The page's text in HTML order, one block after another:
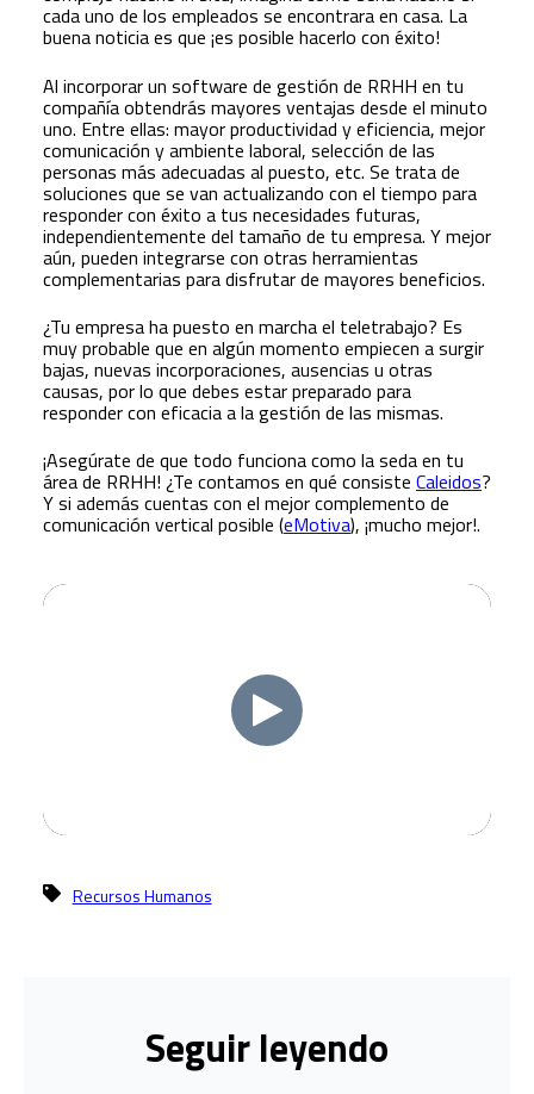
cada uno de los empleados se encontrara en casa. La
buena noticia es que ¡es posible hacerlo con éxito!
Al incorporar un software de gestión de RRHH en tu
compañía obtendrás mayores ventajas desde el minuto
uno. Entre ellas: mayor productividad y eficiencia, mejor
comunicación y ambiente laboral, selección de las
personas más adecuadas al puesto, etc. Se trata de
soluciones que se van actualizando con el tiempo para
responder con éxito a tus necesidades futuras,
independientemente del tamaño de tu empresa. Y mejor
aún, pueden integrarse con otras herramientas
complementarias para disfrutar de mayores beneficios.
¿Tu empresa ha puesto en marcha el teletrabajo? Es
muy probable que en algún momento empiecen a surgir
bajas, nuevas incorporaciones, ausencias u otras
causas, por lo que debes estar preparado para
responder con eficacia a la gestión de las mismas.
¡Asegúrate de que todo funciona como la seda en tu
área de RRHH! ¿Te contamos en qué consiste Caleidos?
Y si además cuentas con el mejor complemento de
comunicación vertical posible (eMotiva), ¡mucho mejor!.
Recursos Humanos
Seguir leyendo